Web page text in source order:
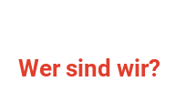
Wer sind wir?